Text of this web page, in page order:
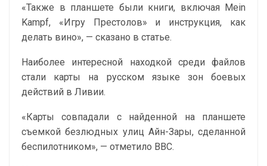
«Также в планшете были книги, включая Mein
Kampf, «Игру Престолов» и инструкция, как
делать вино», — сказано в статье.
Наиболее интересной находкой среди файлов
стали карты на русском языке зон боевых
действий в Ливии.
«Карты совпадали с найденной на планшете
съемкой безлюдных улиц Айн-Зары, сделанной
беспилотником», — отметило ВВС.